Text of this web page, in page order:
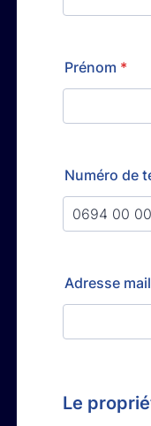
Prénom *
Numéro de
Adresse mail
Le